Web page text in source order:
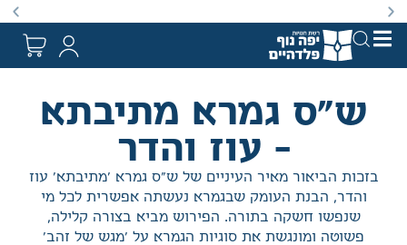
באתר מוצעים מוצרים במחירים נמוכים ומוזלים מהמחיר
ש"ס גמרא מתיבתא
- עוז והדר
בזכות הביאור מאיר העיניים של ש"ס גמרא 'מתיבתא' עוז
והדר, הבנת העומק שבגמרא נעשתה אפשרית לכל מי
שנפשו חשקה בתורה. הפירוש מביא בצורה קלילה,
פשוטה ומונגשת את סוגיות הגמרא על 'מגש של זהב'